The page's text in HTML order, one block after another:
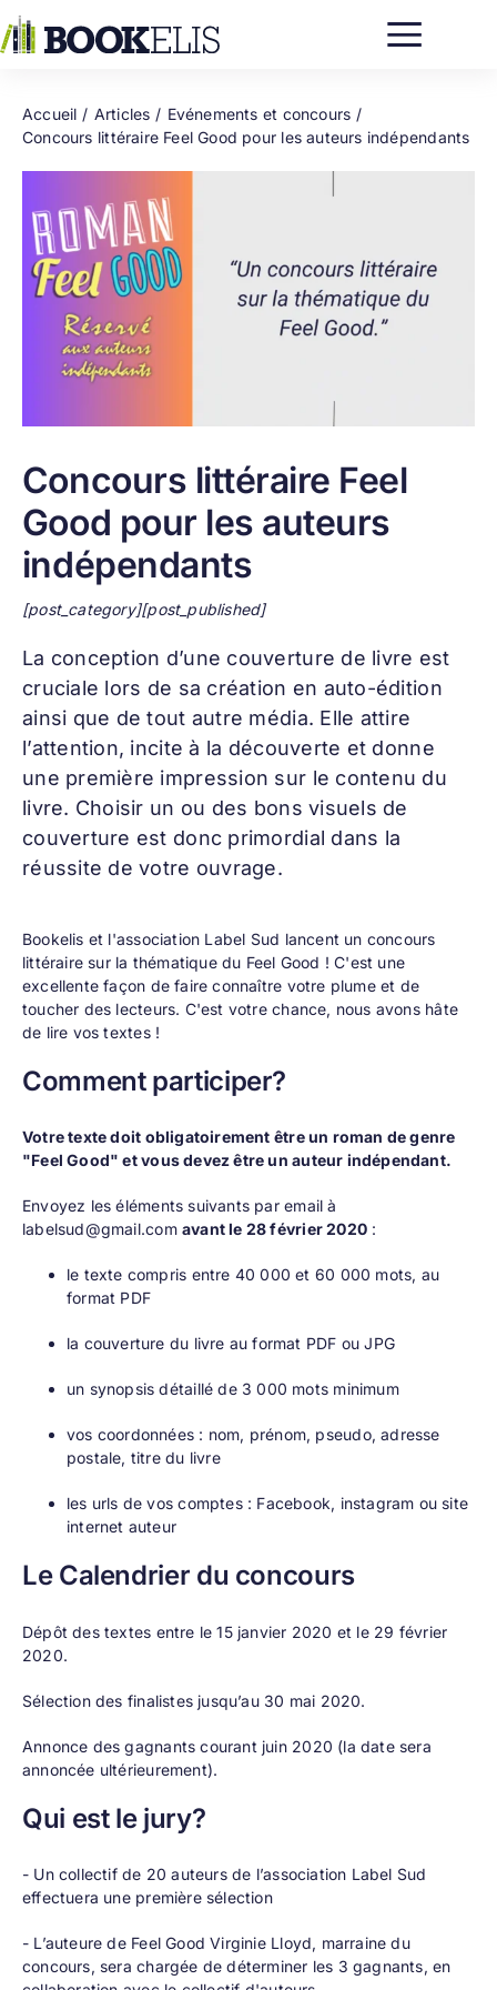
au
contenu
Accueil Articles
Evénements et concours
Concours littéraire Feel Good pour les auteurs indépendants
Concours littéraire Feel
Good pour les auteurs
indépendants
[post_category][post_published]
La conception d’une couverture de livre est
cruciale lors de sa création en auto-édition
ainsi que de tout autre média. Elle attire
l’attention, incite à la découverte et donne
une première impression sur le contenu du
livre. Choisir un ou des bons visuels de
couverture est donc primordial dans la
réussite de votre ouvrage.
Bookelis et l'association Label Sud lancent un concours
littéraire sur la thématique du Feel Good ! C'est une
excellente façon de faire connaître votre plume et de
toucher des lecteurs. C'est votre chance, nous avons hâte
de lire vos textes !
Comment participer?
Votre texte doit obligatoirement être un roman de genre
"Feel Good" et vous devez être un auteur indépendant.
Envoyez les éléments suivants par email à
labelsud@gmail.com avant le 28 février 2020 :
le texte compris entre 40 000 et 60 000 mots, au
format PDF
la couverture du livre au format PDF ou JPG
un synopsis détaillé de 3 000 mots minimum
vos coordonnées : nom, prénom, pseudo, adresse
postale, titre du livre
les urls de vos comptes : Facebook, instagram ou site
internet auteur
Le Calendrier du concours
Dépôt des textes entre le 15 janvier 2020 et le 29 février
2020.
Sélection des finalistes jusqu’au 30 mai 2020.
Annonce des gagnants courant juin 2020 (la date sera
annoncée ultérieurement).
Qui est le jury?
- Un collectif de 20 auteurs de l’association Label Sud
effectuera une première sélection
- L’auteure de Feel GoodVirginie Lloyd, marraine du
concours, sera chargée de déterminer les 3 gagnants, en